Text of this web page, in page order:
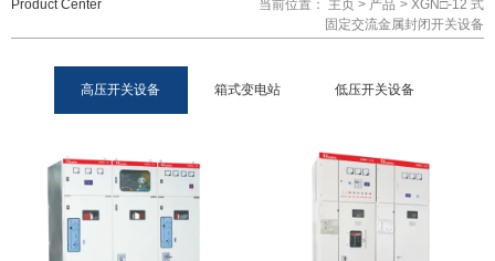
Product Center 当前位置： 主页 > 产品 > XGN□-12 式
固定交流金属封闭开关设备
高压开关设备 箱式变电站 低压开关设备